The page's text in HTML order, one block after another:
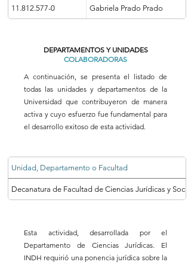
11.812.577-0 Gabriela Prado Prado
DEPARTAMENTOS Y UNIDADES
COLABORADORAS
A continuación, se presenta el listado de
todas las unidades y departamentos de la
Universidad que contribuyeron de manera
activa y cuyo esfuerzo fue fundamental para
el desarrollo exitoso de esta actividad.
Unidad, Departamento o Facultad
Decanatura de Facultad de Ciencias Jurídicas y
Esta actividad, desarrollada por el
Departamento de Ciencias Jurídicas. El
INDH requirió una ponencia jurídica sobre la